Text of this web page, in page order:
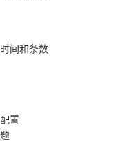
间和条数
置